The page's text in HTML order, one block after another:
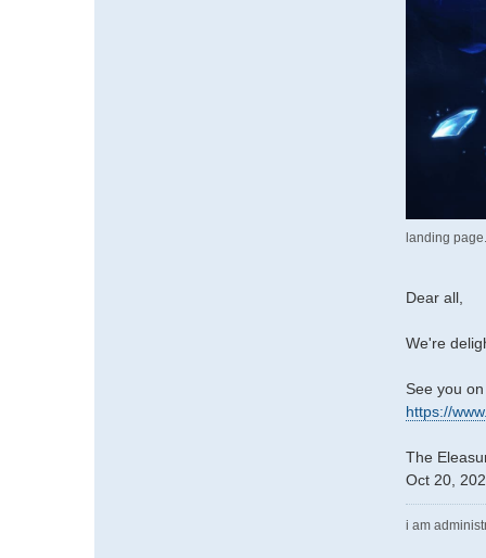
landing
Dear all,
We're
See you
https://
The
Oct 20,
i am